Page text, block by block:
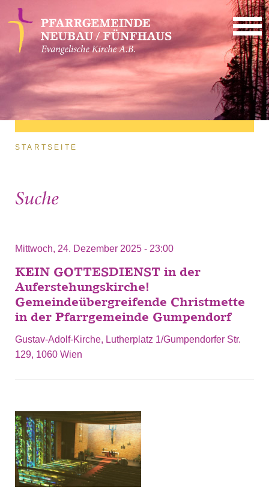
Direkt zum Inhalt
Sie sind hier
STARTSEITE
Suche
Mittwoch, 24. Dezember 2025 - 23:00
KEIN GOTTESDIENST in der
Auferstehungskirche!
Gemeindeübergreifende Christmette
in der Pfarrgemeinde Gumpendorf
Gustav-Adolf-Kirche, Lutherplatz 1/Gumpendorfer Str.
129, 1060 Wien